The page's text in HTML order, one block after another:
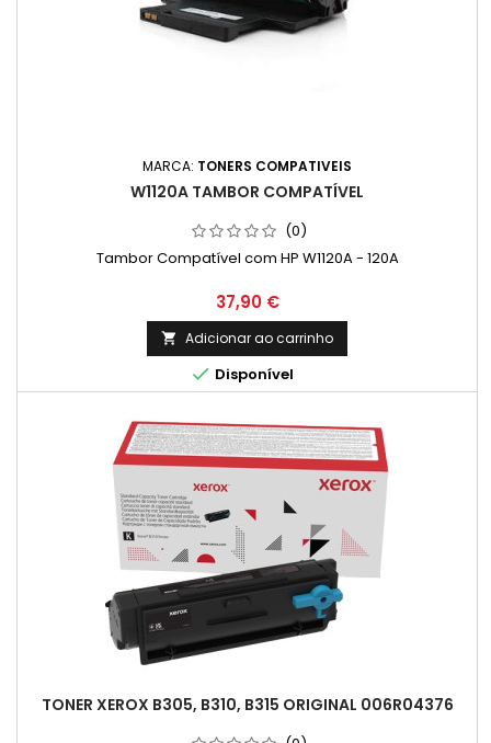
MARCA: TONERS COMPATIVEIS
W1120A TAMBOR COMPATÍVEL
(0)
Tambor Compatível com HP W1120A - 120A
Preço
37,90 €
 Adicionar ao carrinho
 Disponível
TONER XEROX B305, B310, B315 ORIGINAL 006R04376